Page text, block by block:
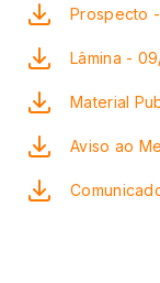
Prospecto
Lâmina -
Material
Aviso ao